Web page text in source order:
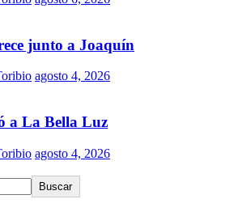
junto a Joaquín
agosto 4, 2026
a La Bella Luz
agosto 4, 2026
Buscar